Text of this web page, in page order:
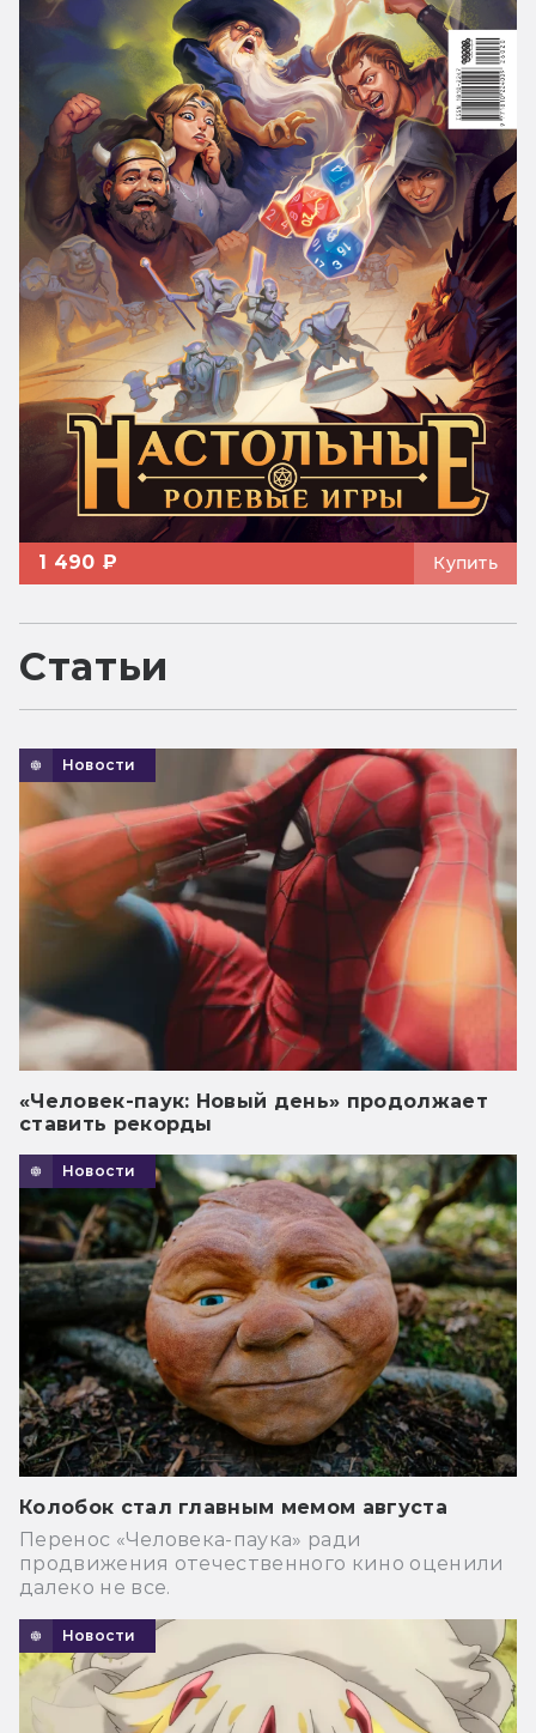
1 490 ₽ Купить
Статьи
Новости
«Человек-паук: Новый день» продолжает
ставить рекорды
Новости
Колобок стал главным мемом августа
Перенос «Человека-паука» ради
продвижения отечественного кино оценили
далеко не все.
Новости